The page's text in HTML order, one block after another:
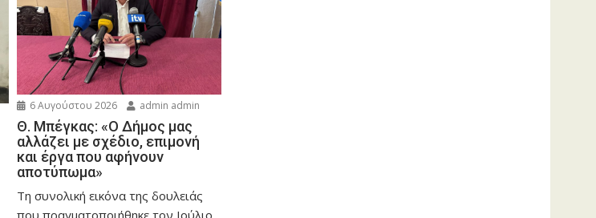
6 Αυγούστου 2026 admin admin
Θ. Μπέγκας: «Ο Δήμος μας
αλλάζει με σχέδιο, επιμονή
και έργα που αφήνουν
αποτύπωμα»
Τη συνολική εικόνα της δουλειάς
που πραγματοποιήθηκε τον Ιούλιο